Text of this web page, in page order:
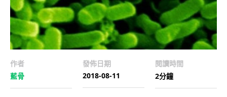
作者
藍骨
發佈日期
2018-08-11
閱讀時間
2分鐘